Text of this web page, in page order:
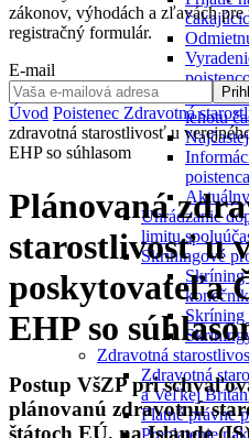
lehotu
poistenca
Uhrádzanie
limitu
Skríningové
Skríning
Skríning
Zdravotná
Zdravotná
a Veľkej
Platné právne
Preplatenie
zákonov, výhodách a zľavách
registračný formulár.
E-mail
Úvod Poistenec Zdravotná
zdravotná starostlivosť u
EHP so súhlasom
Plánovaná
starostlivosť u
poskytovateľa
EHP so
Postup VšZP pri
plánovanú zdravotnú
štátoch EÚ, na Islande